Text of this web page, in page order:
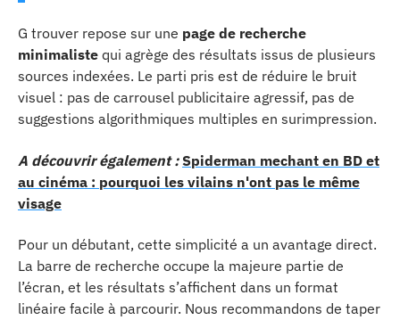
G trouver repose sur une page de recherche
minimaliste qui agrège des résultats issus de plusieurs
sources indexées. Le parti pris est de réduire le bruit
visuel : pas de carrousel publicitaire agressif, pas de
suggestions algorithmiques multiples en surimpression.
A découvrir également : Spiderman mechant en BD et
au cinéma : pourquoi les vilains n'ont pas le même
visage
Pour un débutant, cette simplicité a un avantage direct.
La barre de recherche occupe la majeure partie de
l’écran, et les résultats s’affichent dans un format
linéaire facile à parcourir. Nous recommandons de taper